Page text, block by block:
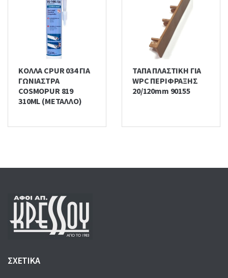
ΚΟΛΛΑ CPUR 034 ΓΙΑ
ΓΩΝΙΑΣΤΡΑ
COSMOPUR 819
310ML (ΜΕΤΑΛΛΟ)
ΤΑΠΑ ΠΛΑΣΤΙΚΗ ΓΙΑ
WPC ΠΕΡΙΦΡΑΞΗΣ
20/120mm 90155
ΣΧΕΤΙΚΑ